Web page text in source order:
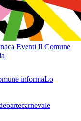
Eventi Il Comune
informaLo
artecarnevale